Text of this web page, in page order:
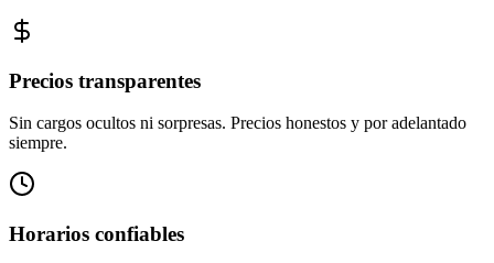
Precios transparentes
Sin cargos ocultos ni sorpresas. Precios honestos y por adelantado
siempre.
Horarios confiables